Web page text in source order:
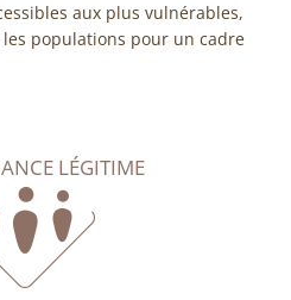
aux plus vulnérables,
populations pour un cadre
LÉGITIME